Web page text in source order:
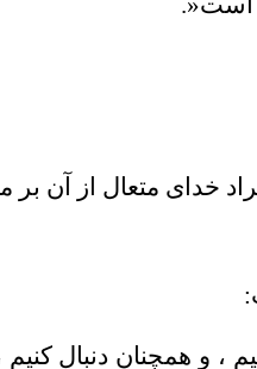
خدای متعال از آن
:
، و همچنان دنبال